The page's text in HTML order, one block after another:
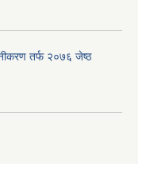
तर्फ २०७६ जेष्ठ